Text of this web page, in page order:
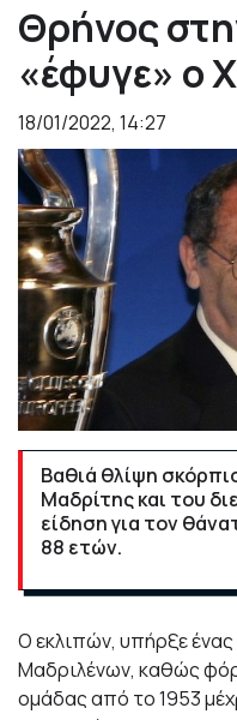
Θρήνος
«έφυγε» ο
18/01/2022, 14:27
Βαθιά θλίψη
Μαδρίτης και του
είδηση για τον
88 ετών.
Ο εκλιπών, υπήρξε
Μαδριλένων, καθώς
ομάδας από το 1953